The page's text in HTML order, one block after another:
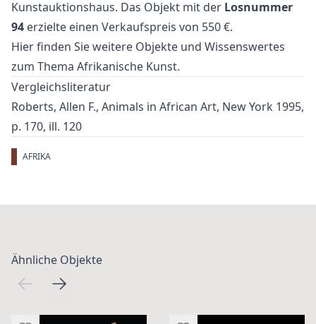
Kunstauktionshaus. Das Objekt mit der Losnummer
94 erzielte einen Verkaufspreis von 550 €.
Hier finden Sie weitere Objekte und Wissenswertes
zum Thema Afrikanische Kunst.
Vergleichsliteratur
Roberts, Allen F., Animals in African Art, New York 1995,
p. 170, ill. 120
AFRIKA
Ähnliche Objekte